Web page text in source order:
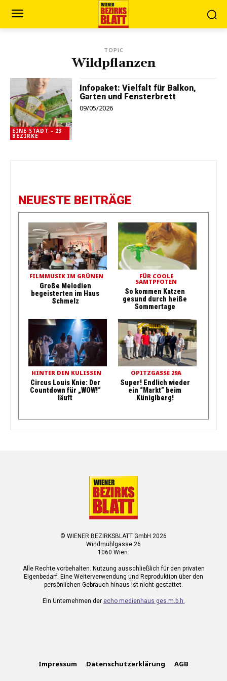
TOPIC
Wildpflanzen
EINE STADT - 23
BEZIRKE
Infopaket: Vielfalt für Balkon,
Garten und Fensterbrett
09/05/2026
NEUESTE BEITRÄGE
FILMMUSIK IM GRÜNEN
Große Melodien
begeisterten im Haus
Schmelz
FÜR COOLE
SAMTPFOTEN
So kommen Katzen
gesund durch heiße
Sommertage
HINTER DEN KULISSEN
Circus Louis Knie: Der
Countdown für „WOW!“
läuft
OPITZGASSE 29A
Super! Endlich wieder
ein “Markt” beim
Küniglberg!
© WIENER BEZIRKSBLATT GmbH 2026
Windmühlgasse 26
1060 Wien.
Alle Rechte vorbehalten. Nutzung ausschließlich für den privaten
Eigenbedarf. Eine Weiterverwendung und Reproduktion über den
persönlichen Gebrauch hinaus ist nicht gestattet.
Ein Unternehmen der echo medienhaus ges.m.b.h.
Impressum Datenschutzerklärung AGB